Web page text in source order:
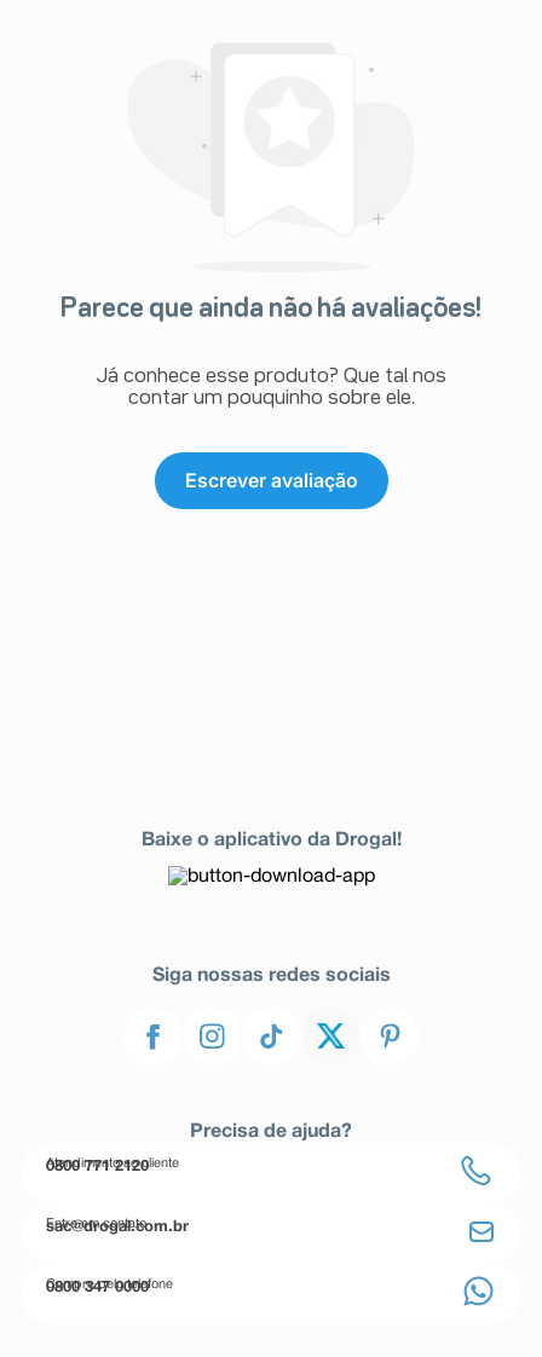
Parece que ainda não há avaliações!
Já conhece esse produto? Que tal nos
contar um pouquinho sobre ele.
Escrever avaliação
Baixe o aplicativo da Drogal!
Siga nossas redes sociais
Precisa de ajuda?
Atendimento ao cliente
0800 771 2120
Entre em contato
sac@drogal.com.br
Compre pelo telefone
0800 347 0000